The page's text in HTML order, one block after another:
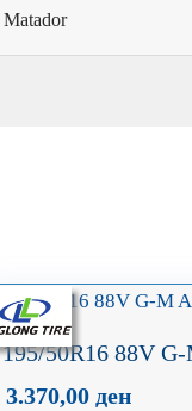
Matador
195/50R16 88V
3.370,00 ден